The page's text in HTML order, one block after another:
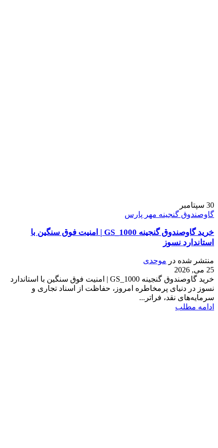
30 سپتامبر
گاوصندوق گنجینه مهر پارس
خرید گاوصندوق گنجینه GS_1000 | امنیت فوق سنگین با
استاندارد نسوز
منتشر شده در موحدی
25 می, 2026
خرید گاوصندوق گنجینه GS_1000 | امنیت فوق سنگین با استاندارد
نسوز در دنیای پرمخاطره امروز، حفاظت از اسناد تجاری و
سرمایه‌های نقد، فراتر...
ادامه مطلب